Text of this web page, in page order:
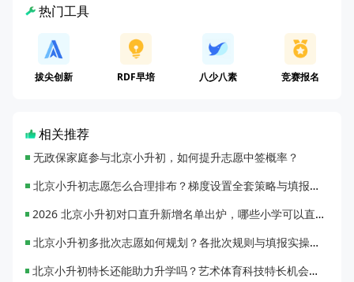
热门工具
拔尖创新 RDF早培 八少八素 竞赛报名
相关推荐
无政保家庭参与北京小升初，如何提升志愿中签概率？
北京小升初志愿怎么合理排布？梯度设置全套策略与填报避坑指南
2026 北京小升初对口直升新增名单出炉，哪些小学可以直升优质初中？
北京小升初多批次志愿如何规划？各批次规则与填报实操指南
北京小升初特长还能助力升学吗？艺术体育科技特长机会与误区全面解析